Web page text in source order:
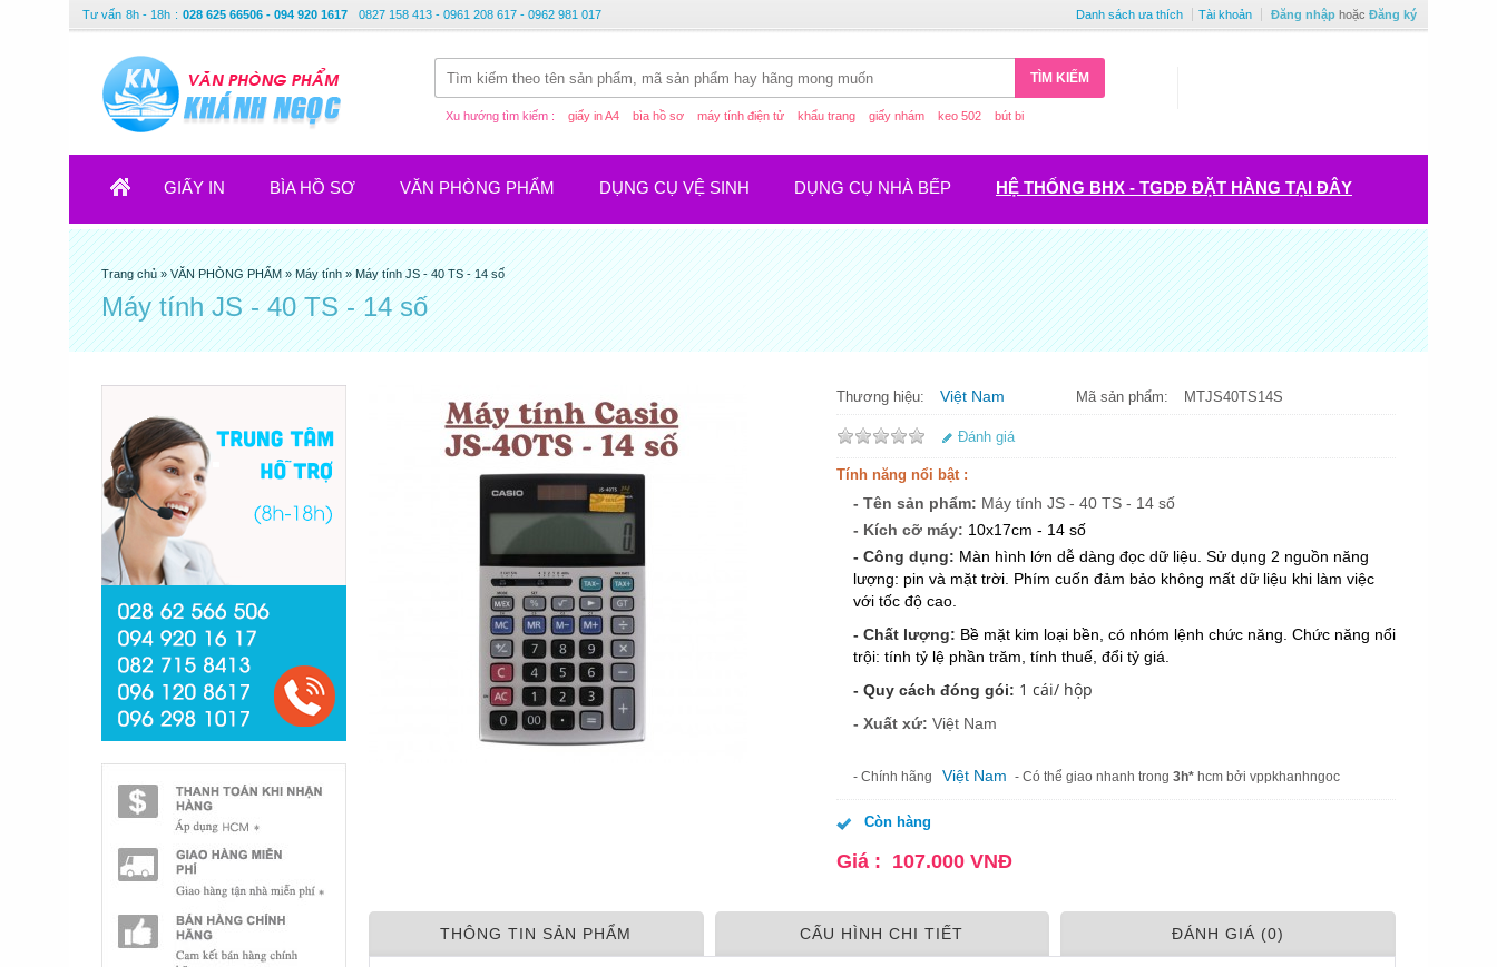
Tư vấn 8h - 18h : 028 625 66506 - 094 920 1617 0827 158 413 - 0961 208 617 - 0962 981 017 Danh sách ưa thích Tài khoản Đăng nhập hoặc Đăng ký
TÌM KIẾM
Xu hướng tìm kiếm : giấy in A4 bìa hồ sơ máy tính điện tử khẩu trang giấy nhám keo 502 bút bi
GIẤY IN BÌA HỒ SƠ VĂN PHÒNG PHẨM DỤNG CỤ VỆ SINH DỤNG CỤ NHÀ BẾP HỆ THỐNG BHX - TGDĐ ĐẶT HÀNG TẠI ĐÂY
Trang chủ»VĂN PHÒNG PHẨM »Máy tính»Máy tính JS - 40 TS - 14 số
Máy tính JS - 40 TS - 14 số
Thương hiệu: Việt Nam Mã sản phẩm: MTJS40TS14S
Đánh giá
Tính năng nổi bật :
- Tên sản phẩm: Máy tính JS - 40 TS - 14 số
- Kích cỡ máy: 10x17cm - 14 số
- Công dụng: Màn hình lớn dễ dàng đọc dữ liệu. Sử dụng 2 nguồn năng
lượng: pin và mặt trời. Phím cuốn đảm bảo không mất dữ liệu khi làm việc
với tốc độ cao.
- Chất lượng: Bề mặt kim loại bền, có nhóm lệnh chức năng. Chức năng nổi
trội: tính tỷ lệ phần trăm, tính thuế, đổi tỷ giá.
- Quy cách đóng gói: 1 cái/ hộp
- Xuất xứ: Việt Nam
- Chính hãng Việt Nam - Có thể giao nhanh trong 3h* hcm bởi vppkhanhngoc
Còn hàng
Giá : 107.000 VNĐ
THÔNG TIN SẢN PHẨM CẤU HÌNH CHI TIẾT ÐÁNH GIÁ (0)